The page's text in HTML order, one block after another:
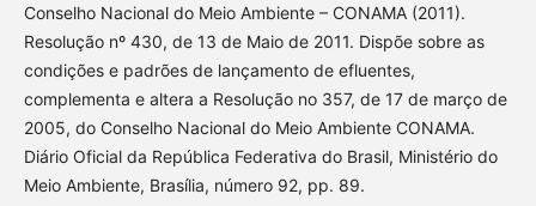
Conselho Nacional do Meio Ambiente – CONAMA (2011).
Resolução nº 430, de 13 de Maio de 2011. Dispõe sobre as
condições e padrões de lançamento de efluentes,
complementa e altera a Resolução no 357, de 17 de março de
2005, do Conselho Nacional do Meio Ambiente CONAMA.
Diário Oficial da República Federativa do Brasil, Ministério do
Meio Ambiente, Brasília, número 92, pp. 89.